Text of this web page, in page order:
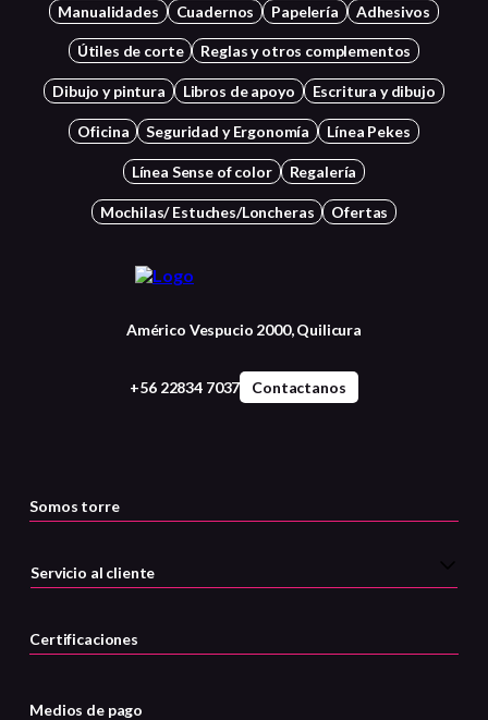
Manualidades Cuadernos Papelería Adhesivos
Útiles de corte Reglas y otros complementos
Dibujo y pintura Libros de apoyo Escritura y dibujo
Oficina Seguridad y Ergonomía Línea Pekes
Línea Sense of color Regalería
Mochilas/ Estuches/Loncheras Ofertas
Américo Vespucio 2000, Quilicura
+56 22834 7037 Contactanos
Somos torre
Servicio al cliente
Certificaciones
Medios de pago